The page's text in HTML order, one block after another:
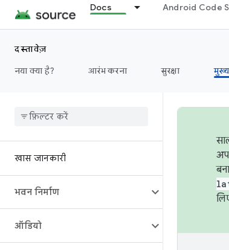
Docs Android Code
दस्तावेज़
नया क्या है?
आरंभ करना सुरक्षा
खास जानकारी
भवन निर्माण
ऑडियो